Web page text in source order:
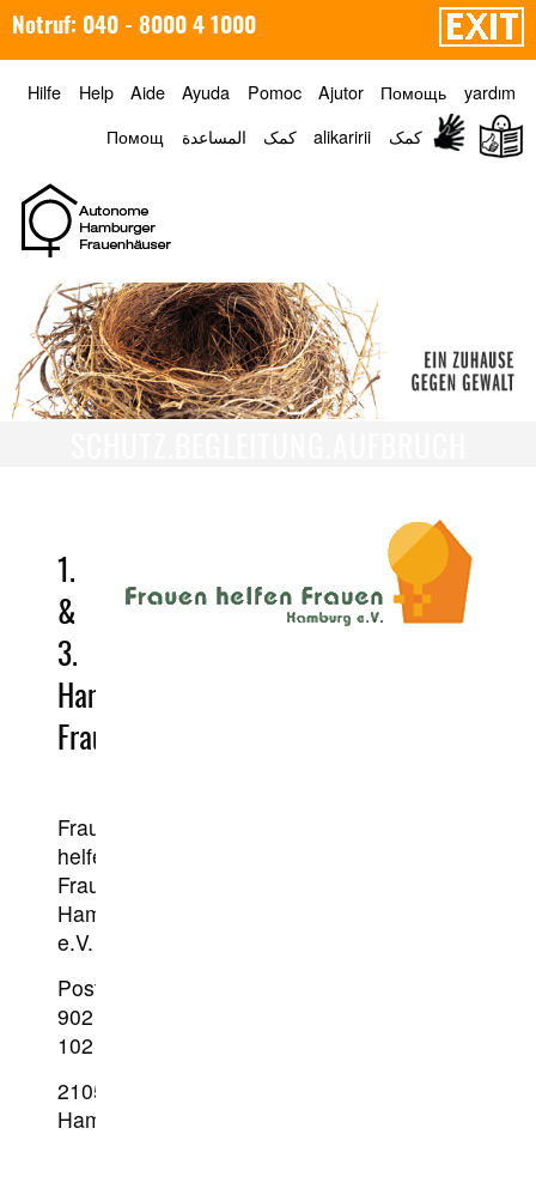
Notruf: 040 - 8000 4 1000
Hilfe Help Aide Ayuda Pomoc Ajutor Помощь
yardım
Помощ
المساعدة کمک alikaririi کمک
1.
&
3.
Hamburger
Frauenhaus
Frauen
helfen
Frauen
Hamburg
e.V.
Postfach
902
102
21055
Hamburg